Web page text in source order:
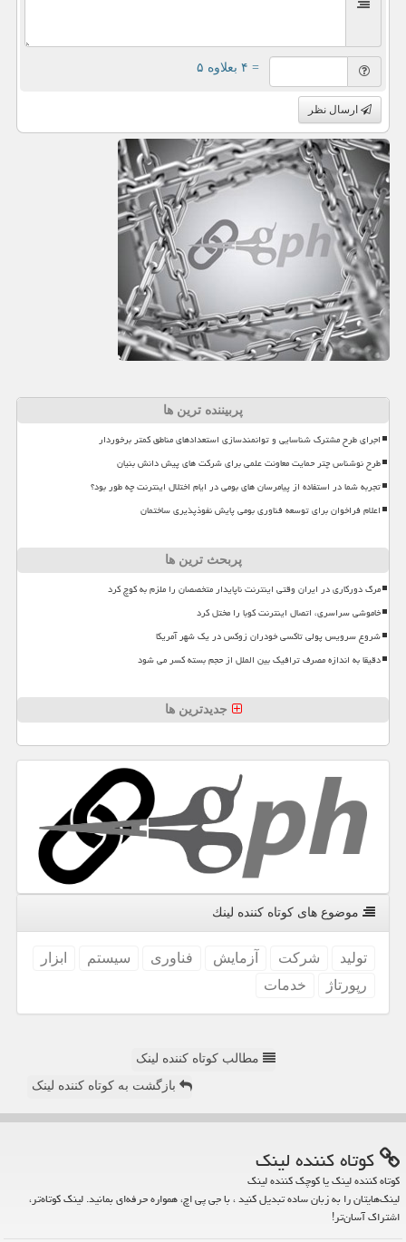
= ۴ بعلاوه ۵
ارسال نظر
پربیننده ترین ها
اجرای طرح مشترک شناسایی و توانمندسازی استعدادهای مناطق کمتر برخوردار
طرح نوشناس چتر حمایت معاونت علمی برای شرکت های پیش دانش بنیان
تجربه شما در استفاده از پیامرسان های بومی در ایام اختلال اینترنت چه طور بود؟
اعلام فراخوان برای توسعه فناوری بومی پایش نفوذپذیری ساختمان
پربحث ترین ها
مرگ دورکاری در ایران وقتی اینترنت ناپایدار متخصصان را ملزم به کوچ کرد
خاموشی سراسری، اتصال اینترنت کوبا را مختل کرد
شروع سرویس پولی تاکسی خودران زوکس در یک شهر آمریکا
دقیقا به اندازه مصرف ترافیک بین الملل از حجم بسته کسر می شود
جدیدترین ها
موضوع های كوتاه كننده لینك
تولید شركت آزمایش فناوری سیستم
ابزار
رپورتاژ
خدمات
مطالب کوتاه کننده لینک
بازگشت به کوتاه کننده لینک
كوتاه كننده لینك
کوتاه کننده لینک یا کوچک کننده لینک
لینک‌هایتان را به زبان ساده تبدیل کنید ، با جی پی اچ، همواره حرفه‌ای بمانید. لینک کوتاه‌تر،
اشتراک آسان‌تر!